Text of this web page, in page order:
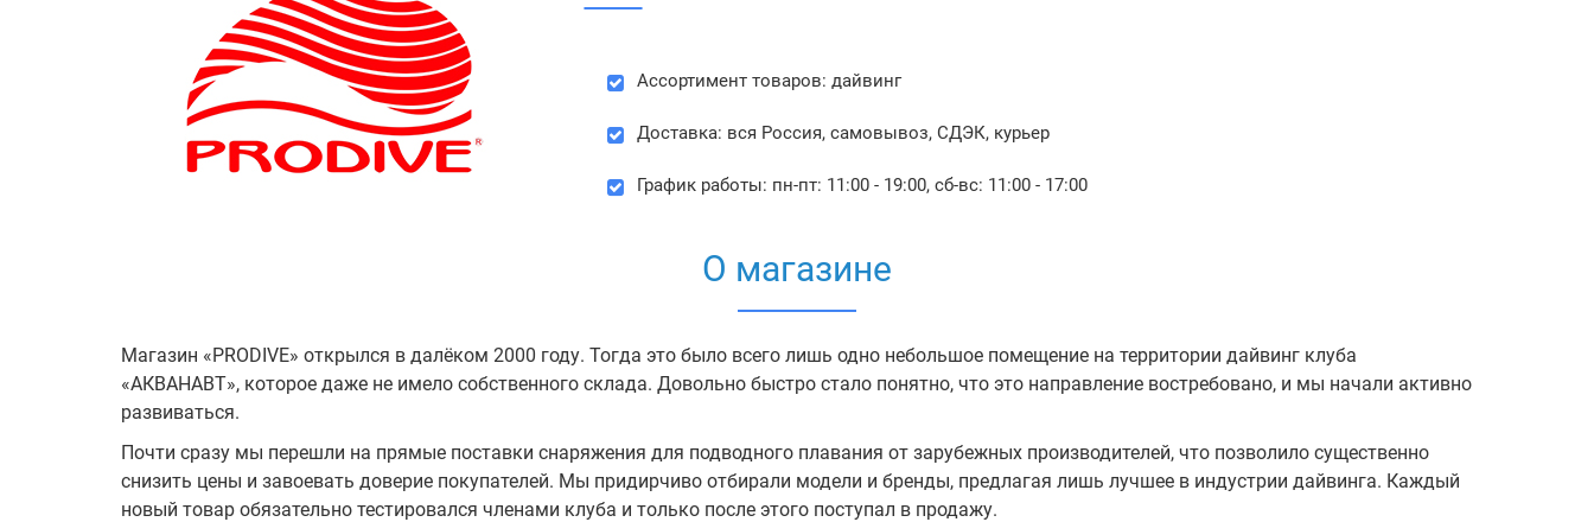
Ассортимент товаров: дайвинг
Доставка: вся Россия, cамовывоз, СДЭК, курьер
График работы: пн-пт: 11:00 - 19:00, сб-вс: 11:00 - 17:00
О магазине
Магазин «PRODIVE» открылся в далёком 2000 году. Тогда это было всего лишь одно небольшое помещение на территории дайвинг клуба
«АКВАНАВТ», которое даже не имело собственного склада. Довольно быстро стало понятно, что это направление востребовано, и мы начали активно
развиваться.
Почти сразу мы перешли на прямые поставки снаряжения для подводного плавания от зарубежных производителей, что позволило существенно
снизить цены и завоевать доверие покупателей. Мы придирчиво отбирали модели и бренды, предлагая лишь лучшее в индустрии дайвинга. Каждый
новый товар обязательно тестировался членами клуба и только после этого поступал в продажу.